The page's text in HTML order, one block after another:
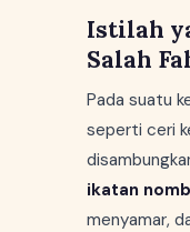
Istilah
Salah
Pada suatu
seperti ceri
ikatan
menyamar,